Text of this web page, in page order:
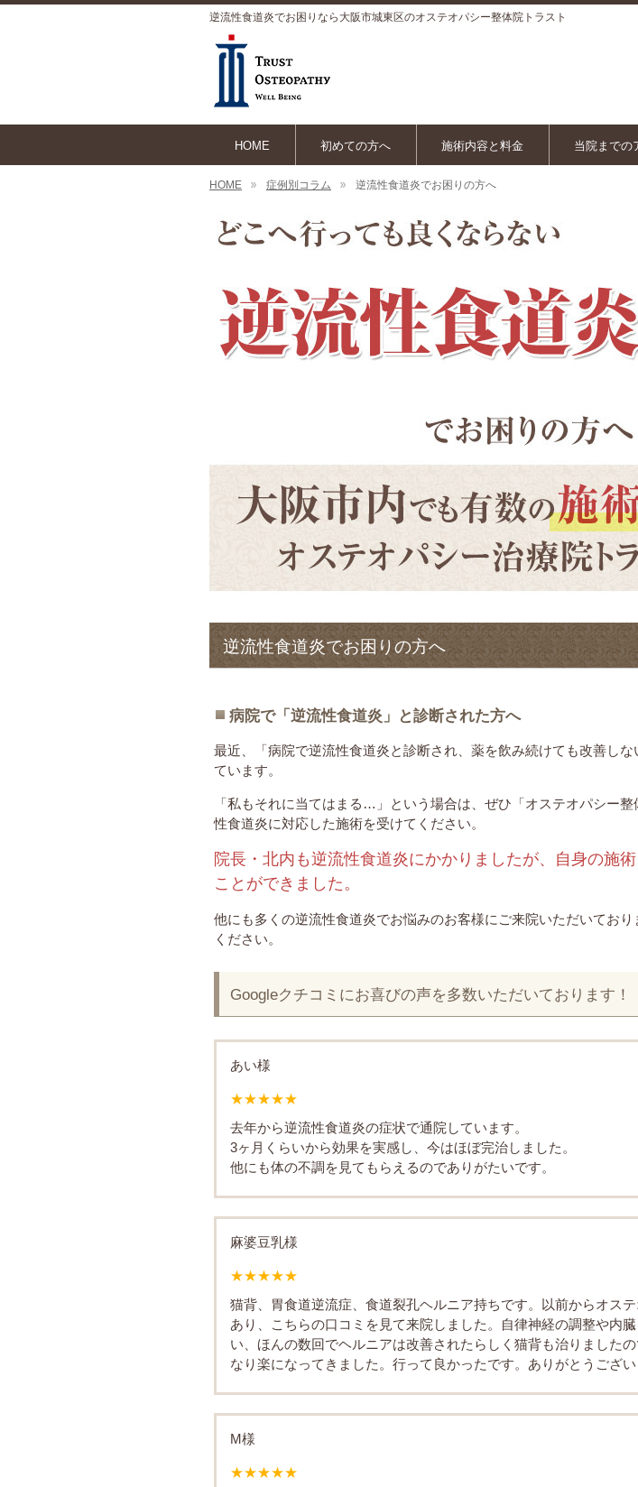
逆流性食道炎でお困りなら大阪市城東区のオステオパシー整体院トラスト
HOME 初めての方へ 施術内容と料金 当院までの
HOME 症例別コラム 逆流性食道炎でお困りの方へ
逆流性食道炎でお困りの方へ
病院で「逆流性食道炎」と診断された方へ
最近、「病院で逆流性食道炎と診断され、薬を飲み続けても改善し
ています。
「私もそれに当てはまる…」という場合は、ぜひ「オステオパシー
性食道炎に対応した施術を受けてください。
院長・北内も逆流性食道炎にかかりましたが、自身の施
ことができました。
他にも多くの逆流性食道炎でお悩みのお客様にご来院いただいてお
ください。
Googleクチコミにお喜びの声を多数いただいております！
あい様
★★★★★
去年から逆流性食道炎の症状で通院しています。
3ヶ月くらいから効果を実感し、今はほぼ完治しました。
他にも体の不調を見てもらえるのでありがたいです。
麻婆豆乳様
★★★★★
猫背、胃食道逆流症、食道裂孔ヘルニア持ちです。以前からオス
あり、こちらの口コミを見て来院しました。自律神経の調整や内
い、ほんの数回でヘルニアは改善されたらしく猫背も治りました
なり楽になってきました。行って良かったです。ありがとうござい
M様
★★★★★